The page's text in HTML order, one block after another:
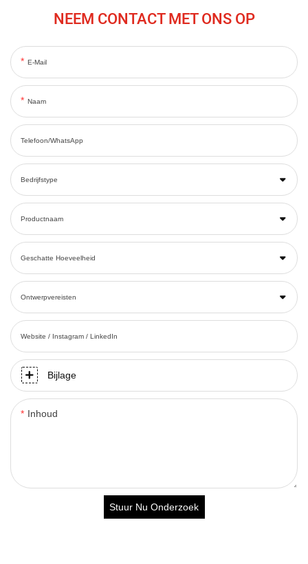
NEEM CONTACT MET ONS OP
E-Mail
Naam
Telefoon/WhatsApp
Bedrijfstype
Productnaam
Geschatte Hoeveelheid
Ontwerpvereisten
Website / Instagram / LinkedIn
Bijlage
Inhoud
Stuur Nu Onderzoek